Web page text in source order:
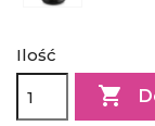
Ilość
